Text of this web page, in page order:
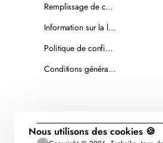
Nous utilisons des cookies 🍪
Remplissage de cartouches
Information sur la livraison
Politique de confidentialité
Conditions générales de vente